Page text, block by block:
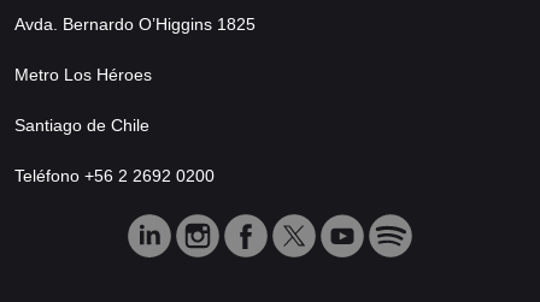
Avda. Bernardo O’Higgins 1825
Metro Los Héroes
Santiago de Chile
Teléfono +56 2 2692 0200